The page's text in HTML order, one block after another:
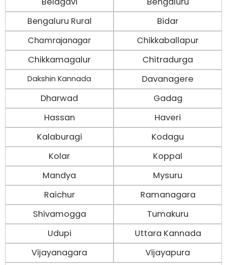
Bengaluru Rural
Bidar
Chamrajanagar
Chikkaballapur
Chikkamagalur
Chitradurga
Dakshin Kannada
Davanagere
Dharwad
Gadag
Hassan
Haveri
Kalaburagi
Kodagu
Kolar
Koppal
Mandya
Mysuru
Raichur
Ramanagara
Shivamogga
Tumakuru
Udupi
Uttara Kannada
Vijayanagara
Vijayapura